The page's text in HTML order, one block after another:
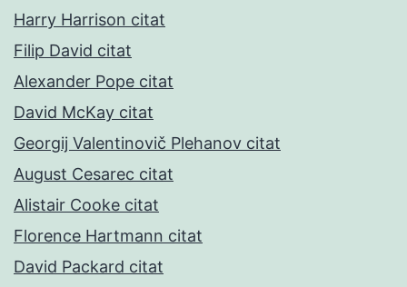
Harry Harrison citat
Filip David citat
Alexander Pope citat
David McKay citat
Georgij Valentinovič Plehanov citat
August Cesarec citat
Alistair Cooke citat
Florence Hartmann citat
David Packard citat